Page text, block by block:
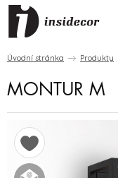
Úvodní stránka Produkty
MONTUR M